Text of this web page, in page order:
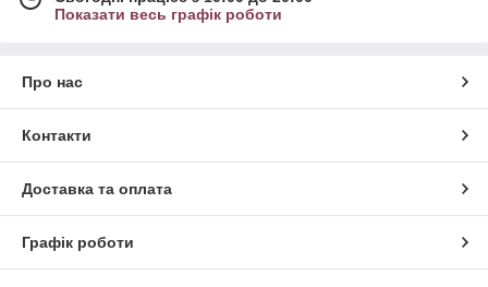
Показати весь графік роботи
Про нас
Контакти
Доставка та оплата
Графік роботи